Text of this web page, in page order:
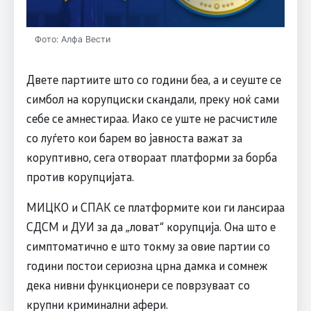
Фото: Алфа Вести
Двете партиите што со години беа, а и сеуште се
симбол на корупциски скандали, преку ноќ сами
себе се амнестираа. Иако се уште не расчистиле
со луѓето кои барем во јавноста важат за
коруптивно, сега отвораат платформи за борба
против корупцијата.
МИЦКО и СПАК се платформите кои ги лансираа
СДСМ и ДУИ за да „ловат“ корупција. Она што е
симптоматично е што токму за овие партии со
години постои сериозна црна дамка и сомнеж
дека нивни функционери се поврзуваат со
крупни криминални афери.